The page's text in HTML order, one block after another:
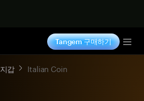
Tangem 구매하기
갑 Italian Coin